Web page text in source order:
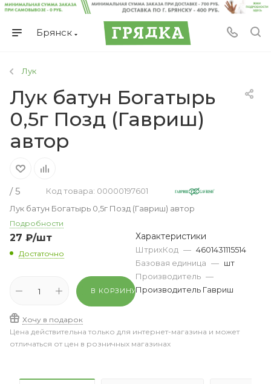
Брянск
Лук
Лук батун Богатырь
0,5г Позд (Гавриш)
автор
/ 5
Код товара: 00000197601
Лук батун Богатырь 0,5г Позд (Гавриш) автор
Подробности
27 ₽/шт
Достаточно
В КОРЗИНУ
Хочу в подарок
Характеристики
ШтрихКод — 4601431115514
Базовая единица — шт
Производитель —
Производитель Гавриш
Цена действительна только для интернет-магазина и может
отличаться от цен в розничных магазинах